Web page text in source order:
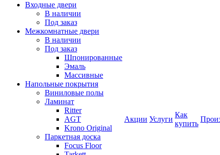
Входные двери
В наличии
Под заказ
Межкомнатные двери
В наличии
Под заказ
Шпонированные
Эмаль
Массивные
Напольные покрытия
Виниловые полы
Ламинат
Ritter
AGT
Krono Original
Паркетная доска
Focus Floor
Акции Услуги
Как
купить